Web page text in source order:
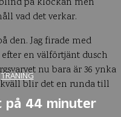
TRÄNING
på 44 minuter
vad det verkar.
den. Jag firade med
en välförtjänt dusch
nu bara är 36 ynka
blir det en runda till